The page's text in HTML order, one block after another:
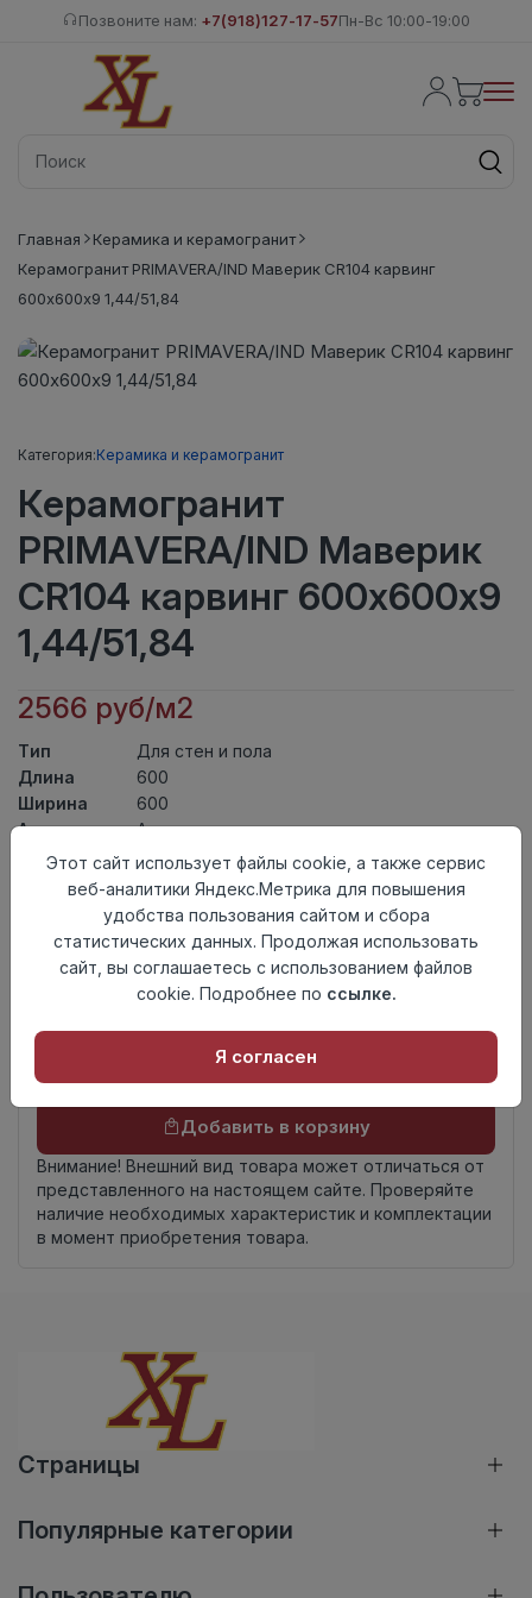
Позвоните нам: +7(918)127-17-57Пн-Вс 10:00-19:00
Главная
Керамика и керамогранит
Керамогранит PRIMAVERA/IND Маверик CR104 карвинг
600х600х9 1,44/51,84
Категория:Керамика и керамогранит
Керамогранит
PRIMAVERA/IND Маверик
CR104 карвинг 600х600х9
1,44/51,84
2566 руб/м2
Тип
Для стен и пола
Длина
600
Ширина
600
АктуальностьАктуален
Товарная
группа
Керамогранит
9
Поверхность карвинг
Страна
происхождения
Индия
комплекта
Осталось68 шт
Добавить в корзину
Внимание! Внешний вид товара может отличаться от
представленного на настоящем сайте. Проверяйте
наличие необходимых характеристик и комплектации
в момент приобретения товара.
Страницы
Популярные категории
Этот сайт использует файлы cookie, а также сервис
веб-аналитики Яндекс.Метрика для повышения
удобства пользования сайтом и сбора
статистических данных. Продолжая использовать
сайт, вы соглашаетесь с использованием файлов
cookie. Подробнее по ссылке.
Я согласен